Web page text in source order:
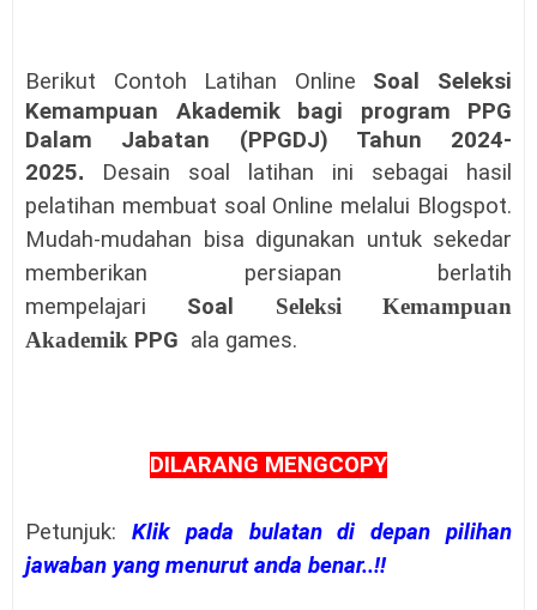
Berikut Contoh Latihan Online Soal
Seleksi
Kemampuan Akademik bagi program PPG
Dalam Jabatan (PPGDJ) Tahun 2024-
2025. Desain soal latihan ini sebagai hasil
pelatihan membuat soal Online melalui Blogspot.
Mudah-mudahan bisa digunakan untuk sekedar
memberikan persiapan berlatih
mempelajari Soal Seleksi Kemampuan
Akademik PPG ala games.
DILARANG MENGCOPY
Petunjuk: Klik pada bulatan di depan pilihan
jawaban yang menurut anda benar..!!